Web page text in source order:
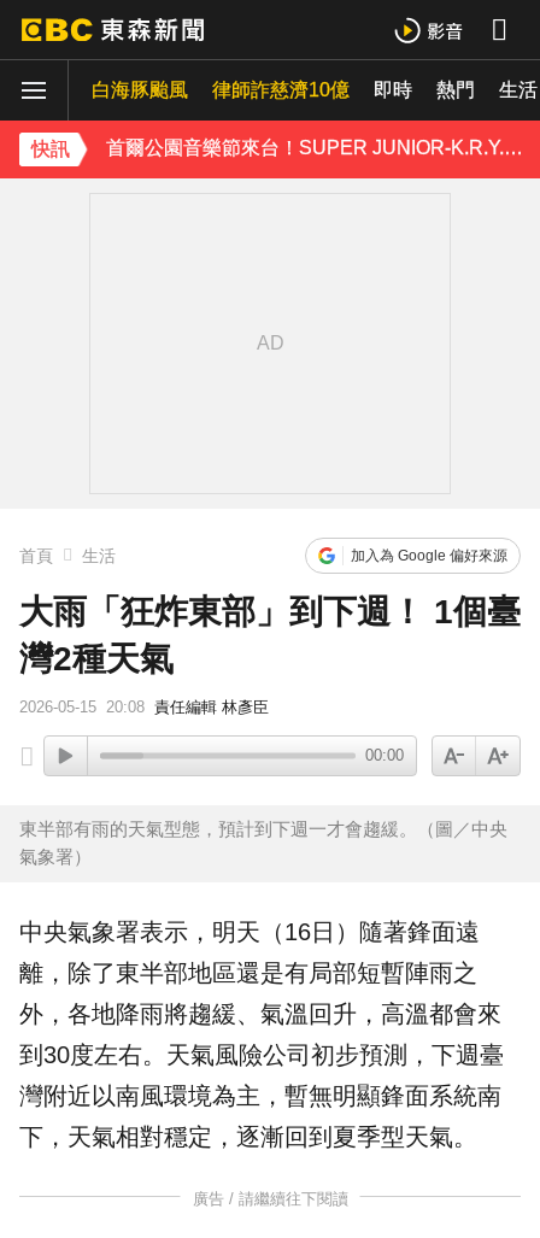
白海豚颱風 律師詐慈濟10億 即時 熱門 生活
快訊
資深男星爆離世！後輩發文哀悼 享年72歲
首爾公園音樂節來台！SUPER JUNIOR-K.R.Y.成軍20週年 破天荒高雄合體
首頁 生活 加入為 Google 偏好來源
大雨「狂炸東部」到下週！ 1個臺
灣2種天氣
2026-05-15 20:08 責任編輯 林彥臣
00:00
東半部有雨的天氣型態，預計到下週一才會趨緩。（圖／中央
氣象署）
中央氣象署表示，明天（16日）隨著鋒面遠
離，除了東半部地區還是有局部短暫陣雨之
外，各地降雨將趨緩、氣溫回升，高溫都會來
到30度左右。 天氣風險公司初步預測，下週臺
灣附近以南風環境為主，暫無明顯鋒面系統南
下，天氣相對穩定，逐漸回到夏季型天氣。
廣告 / 請繼續往下閱讀